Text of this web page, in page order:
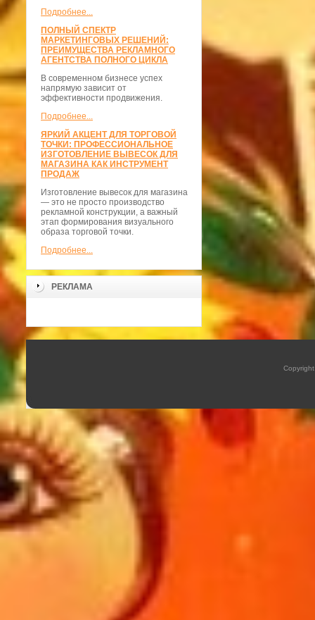
Подробнее...
ПОЛНЫЙ СПЕКТР
МАРКЕТИНГОВЫХ РЕШЕНИЙ:
ПРЕИМУЩЕСТВА РЕКЛАМНОГО
АГЕНТСТВА ПОЛНОГО ЦИКЛА
В современном бизнесе успех
напрямую зависит от
эффективности продвижения.
Подробнее...
ЯРКИЙ АКЦЕНТ ДЛЯ ТОРГОВОЙ
ТОЧКИ: ПРОФЕССИОНАЛЬНОЕ
ИЗГОТОВЛЕНИЕ ВЫВЕСОК ДЛЯ
МАГАЗИНА КАК ИНСТРУМЕНТ
ПРОДАЖ
Изготовление вывесок для магазина
— это не просто производство
рекламной конструкции, а важный
этап формирования визуального
образа торговой точки.
Подробнее...
РЕКЛАМА